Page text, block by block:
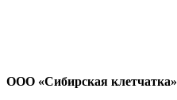
ООО «Сибирская клетчатка»